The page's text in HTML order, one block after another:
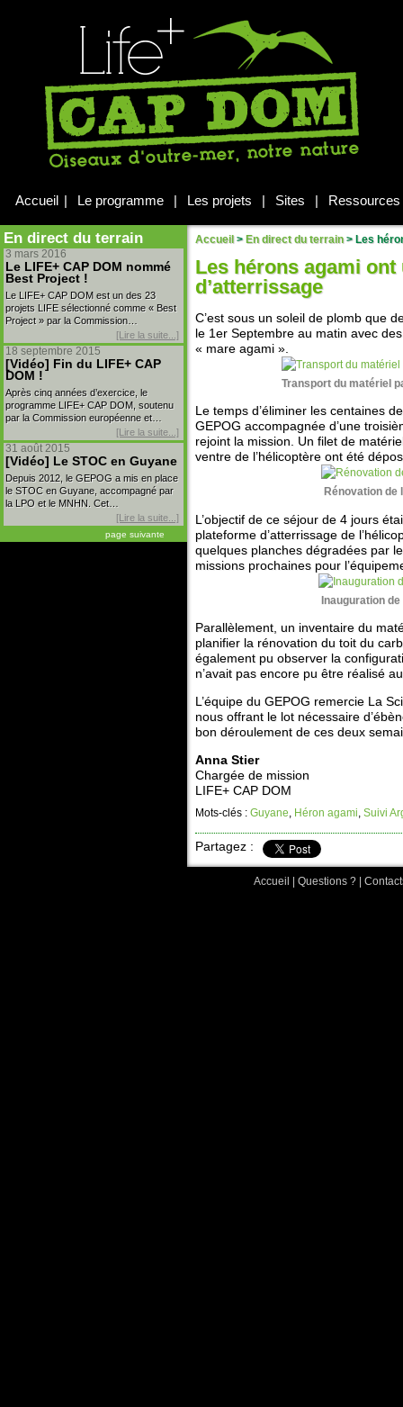
Accueil | Le programme | Les projets | Sites | Ressources
En direct du terrain
3 mars 2016
Le LIFE+ CAP DOM nommé
Best Project !
Le LIFE+ CAP DOM est un des 23
projets LIFE sélectionné comme « Best
Project » par la Commission…
[Lire la suite...]
18 septembre 2015
[Vidéo] Fin du LIFE+ CAP
DOM !
Après cinq années d’exercice, le
programme LIFE+ CAP DOM, soutenu
par la Commission européenne et…
[Lire la suite...]
31 août 2015
[Vidéo] Le STOC en Guyane
Depuis 2012, le GEPOG a mis en place
le STOC en Guyane, accompagné par
la LPO et le MNHN. Cet…
[Lire la suite...]
page suivante
Accueil > En direct du terrain >Les
Les hérons agami
d’atterrissage
C’est sous un soleil de plomb que
le 1er Septembre au matin avec
« mare agami ».
Transport du matériel
Le temps d’éliminer les centaines
GEPOG accompagnée d’une
rejoint la mission. Un filet de
ventre de l’hélicoptère ont été
Rénovation de
L’objectif de ce séjour de 4 jours
plateforme d’atterrissage de
quelques planches dégradées par
missions prochaines pour
Inauguration
Parallèlement, un inventaire du
planifier la rénovation du toit du
également pu observer la
n’avait pas encore pu être réalisé
L’équipe du GEPOG remercie La
nous offrant le lot nécessaire
bon déroulement de ces deux
Anna Stier
Chargée de mission
LIFE+ CAP DOM
Mots-clés : Guyane, Héron agami, Suivi
Partagez :
Accueil | Questions ? |